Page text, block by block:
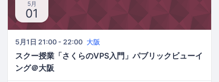
5月
01
5月1日 21:00 - 22:00 大阪
スクー授業「さくらのVPS入門」パブリックビューイ
ング＠大阪